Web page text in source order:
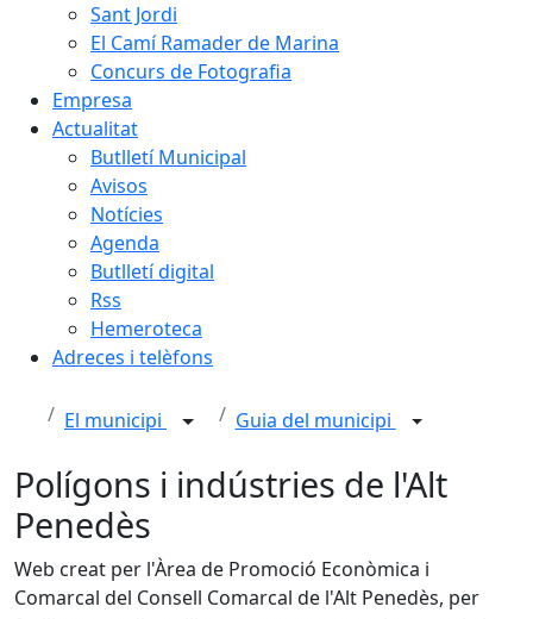
Sant Jordi
El Camí Ramader de Marina
Concurs de Fotografia
Empresa
Actualitat
Butlletí Municipal
Avisos
Notícies
Agenda
Butlletí digital
Rss
Hemeroteca
Adreces i telèfons
El municipi Guia del municipi
Polígons i indústries de l'Alt
Penedès
Web creat per l'Àrea de Promoció Econòmica i
Comarcal del Consell Comarcal de l'Alt Penedès, per